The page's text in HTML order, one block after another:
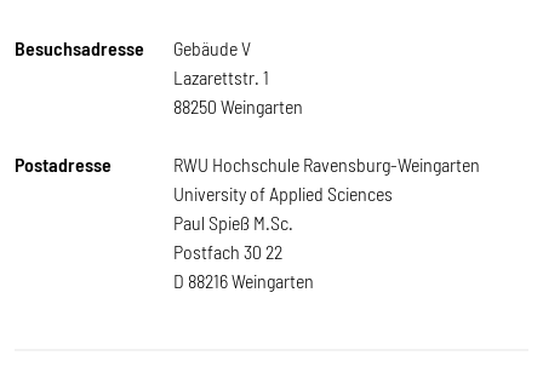
Besuchsadresse
Gebäude V
Lazarettstr. 1
88250 Weingarten
Postadresse
RWU Hochschule Ravensburg-Weingarten
University of Applied Sciences
Paul Spieß M.Sc.
Postfach 30 22
D 88216 Weingarten